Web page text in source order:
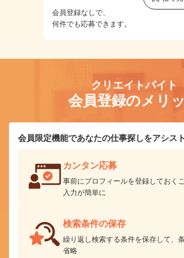
会員登録なしで、
何件でも応募できます。
クリエイトバイト
会員登録のメリ
会員限定機能であなたの仕事探しをアシス
カンタン応募
事前にプロフィールを登録しておく
入力が簡単に
検索条件の保存
繰り返し検索する条件を保存して、
省略